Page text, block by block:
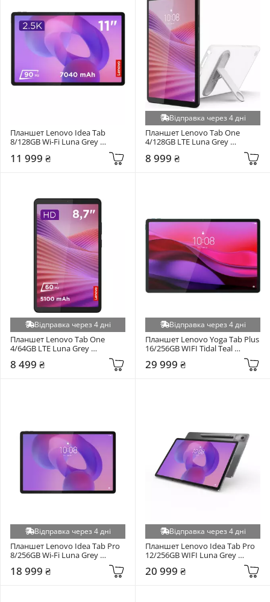
Планшет Lenovo Idea Tab
8/128GB Wi-Fi Luna Grey
11 999 ₴
Відправка через 4 дні
Планшет Lenovo Tab One
4/128GB LTE Luna Grey
8 999 ₴
Відправка через 4 дні
Планшет Lenovo Tab One
4/64GB LTE Luna Grey
8 499 ₴
Відправка через 4 дні
Планшет Lenovo Yoga Tab Plus
16/256GB WIFI Tidal Teal
29 999 ₴
Відправка через 4 дні
Планшет Lenovo Idea Tab Pro
8/256GB Wi-Fi Luna Grey
18 999 ₴
Відправка через 4 дні
Планшет Lenovo Idea Tab Pro
12/256GB WIFI Luna Grey
20 999 ₴